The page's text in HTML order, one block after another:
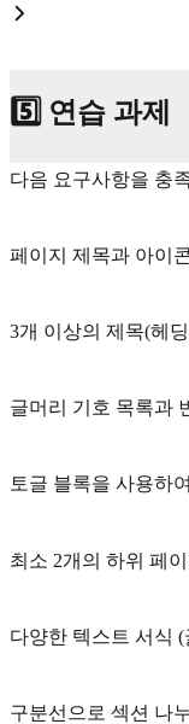
5️⃣ 연습 과제
다음 요구사항을 충
페이지 제목과 아이
3개 이상의 제목(헤
글머리 기호 목록과
토글 블록을 사용하
최소 2개의 하위 페이
다양한 텍스트 서식 (
구분선으로 섹션 나누